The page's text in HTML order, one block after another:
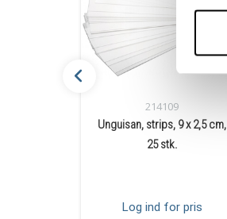
214109
Unguisan, strips, 9 x 2,5 cm,
25 stk.
Log ind for pris